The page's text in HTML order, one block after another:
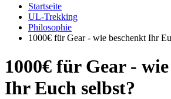
Startseite
UL-Trekking
Philosophie
1000€ für Gear - wie beschenkt Ihr
1000€ für Gear -
Ihr Euch selbst?